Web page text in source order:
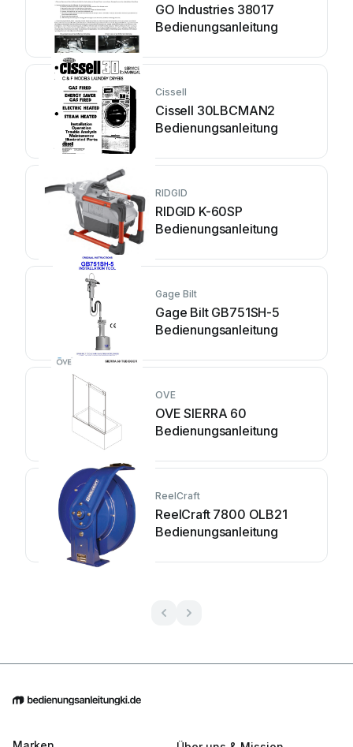
GO Industries 38017
Bedienungsanleitung
Cissell
Cissell 30LBCMAN2
Bedienungsanleitung
RIDGID
RIDGID K-60SP
Bedienungsanleitung
Gage Bilt
Gage Bilt GB751SH-5
Bedienungsanleitung
OVE
OVE SIERRA 60
Bedienungsanleitung
ReelCraft
ReelCraft 7800 OLB21
Bedienungsanleitung